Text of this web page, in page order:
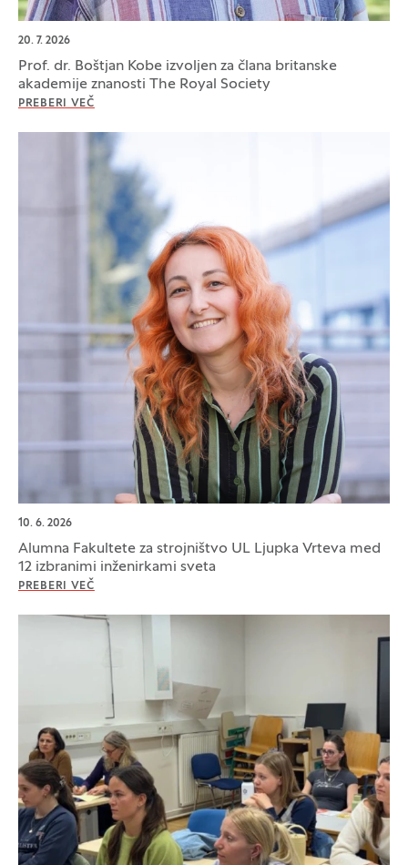
20. 7. 2026
Prof. dr. Boštjan Kobe izvoljen za člana britanske
akademije znanosti The Royal Society
PREBERI VEČ
10. 6. 2026
Alumna Fakultete za strojništvo UL Ljupka Vrteva med
12 izbranimi inženirkami sveta
PREBERI VEČ